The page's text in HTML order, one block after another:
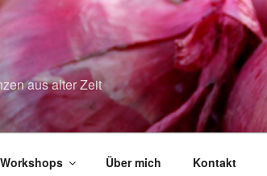
aus alter Zeit
Workshops Über mich Kontakt